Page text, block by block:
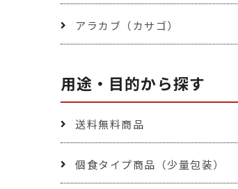
アラカブ（カサゴ）
用途・目的から探す
送料無料商品
個食タイプ商品（少量包装）